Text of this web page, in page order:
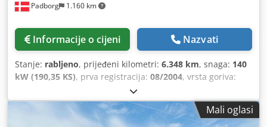
Padborg 1.160 km
Informacije o cijeni Nazvati
Stanje: rabljeno, prijeđeni kilometri: 6.348 km, snaga: 140
kW (190,35 KS), prva registracija: 08/2004, vrsta goriva:
2004
Mali oglasi